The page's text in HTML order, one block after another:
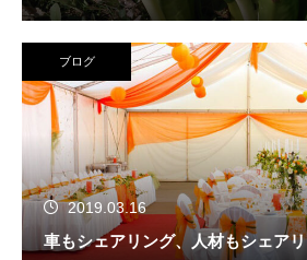
ブログ
2019.03.16
車もシェアリング、人材もシェア